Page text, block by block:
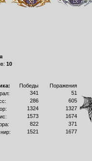
10
Победы
Поражения
341
51
286
605
1324
1327
1573
1674
822
371
1521 1677